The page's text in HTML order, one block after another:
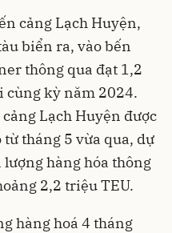
cảng Lạch Huyện,
biển ra, vào bến
thông qua đạt 1,2
cùng kỳ năm 2024.
Lạch Huyện được
tháng 5 vừa qua, dự
hàng hóa thông
2,2 triệu TEU.
hàng hoá 4 tháng